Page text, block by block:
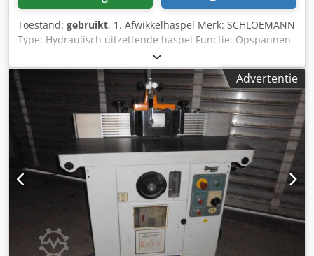
Toestand: gebruikt, 1. Afwikkelhaspel Merk: SCHLOEMANN
Type: Hydraulisch uitzettende haspel Functie: Opspannen
en gecontroleerd afrollen van coils Uitzettingsregeling:
Hydraulisch Frame: Gelaste stalen voet met geïntegreerde
rem Geschatte capaciteit: 8–12 ton Coilkern: Ø 508 mm 🔹
2. Richtmachine / Knijprollen Fabrikant: COMEC (Société de
Constructions Mécaniques de Creil) Type: Knijprollen en
vlakrichtmachine Regeling: Mechanisch Ordernummer:
1305.1268 Aanbevolen smeermiddelen: Shell Macoma,
Tellus, Alvania (volgens typeplaatje) Functie: Voert het
bandmateriaal aan en vlakmaakt het vóór het snijden
Secundaire functie: Gesynchroniseerde bandtrekker 🔹 3.
Langssnijder Fabrikant: COMEC Type:
Cirkelmessnijmachine Aandrijving: Mechanische
tandwieloverbrenging Mesafstelling: Handmatig Aantal
geïnstalleerde messen: ca. 10 sets (zichtbaar) Functie:
Advertentie